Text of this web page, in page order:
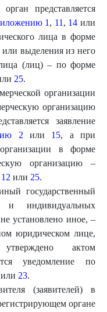
представляется
1 , 11 , 14 или
лица в форме
или выделения из него
(лиц) – по форме
25.
организации
организацию
заявление
2 или 15, а при
в форме
организацию –
или 25.
государственный
индивидуальных
установлено иное, –
юридическом лице,
актом
уведомление по
или 23.
(заявителей) в
органе